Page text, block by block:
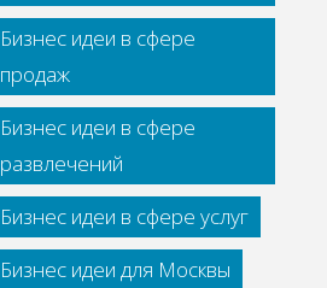
Бизнес идеи в сфере
продаж
Бизнес идеи в сфере
развлечений
Бизнес идеи в сфере услуг
Бизнес идеи для Москвы